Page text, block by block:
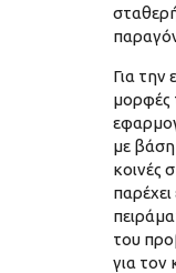
Για την
μορφές
με βάση
κοινές
του
για τον